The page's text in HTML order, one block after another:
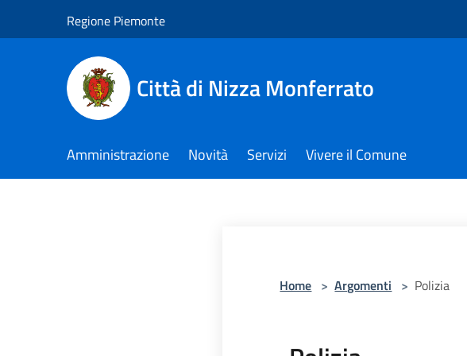
Regione Piemonte
Città di Nizza Monferrato
Amministrazione Novità Servizi Vivere il Comune
Home > Argomenti > Polizia